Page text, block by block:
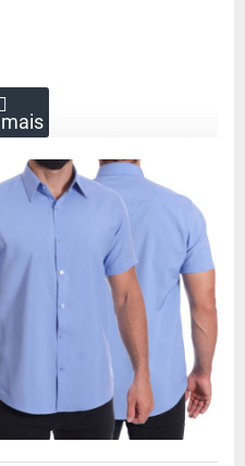
respirar por ter fibras naturais